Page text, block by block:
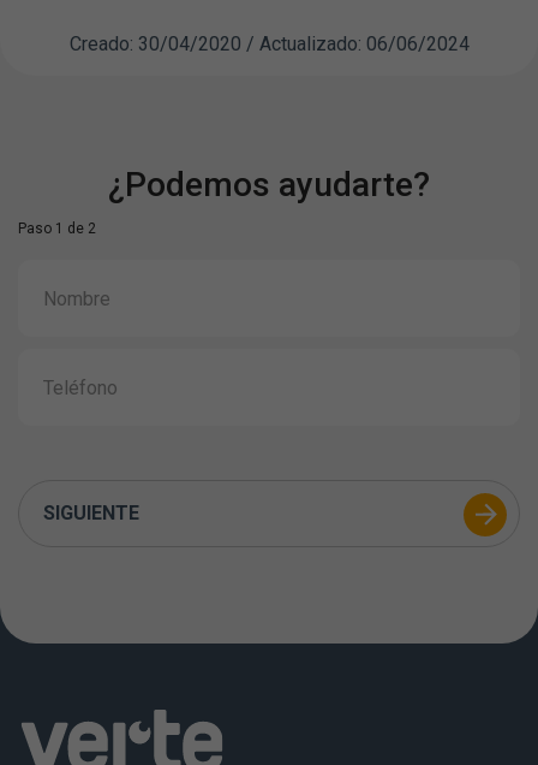
Creado: 30/04/2020 / Actualizado: 06/06/2024
¿Podemos ayudarte?
Paso 1 de 2
SIGUIENTE